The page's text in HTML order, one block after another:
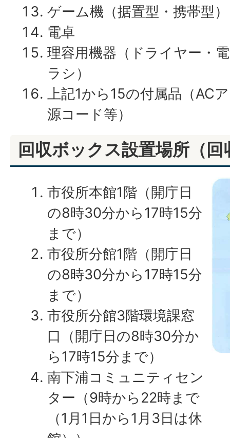
ゲーム機（据置型・携帯型）
電卓
理容用機器（ドライヤー・
ラシ）
上記1から15の付属品（AC
源コード等）
回収ボックス設置場所（回
市役所本館1階（開庁日
の8時30分から17時15分
まで）
市役所分館1階（開庁日
の8時30分から17時15分
まで）
市役所分館3階環境課窓
口（開庁日の8時30分か
ら17時15分まで）
南下浦コミュニティセン
ター（9時から22時まで
（1月1日から1月3日は休